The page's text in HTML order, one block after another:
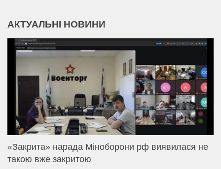
АКТУАЛЬНІ НОВИНИ
«Закрита» нарада Міноборони рф виявилася не
такою вже закритою